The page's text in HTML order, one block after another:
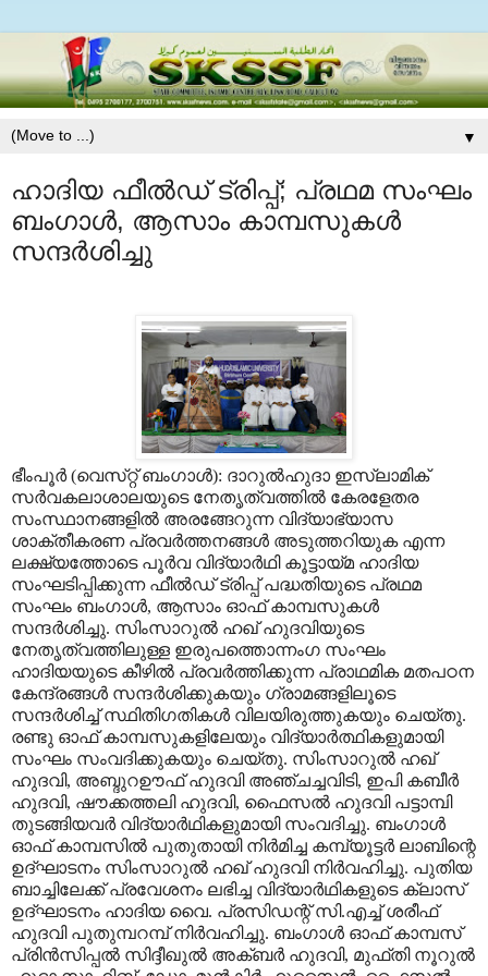
▼
ഹാദിയ ഫീല്‍ഡ് ട്രിപ്പ്; പ്രഥമ സംഘം
ബംഗാള്‍, ആസാം കാമ്പസുകള്‍
സന്ദര്‍ശിച്ചു
ഭീംപൂര്‍ (വെസ്‌റ്റ്‌ ബംഗാള്‍): ദാറുല്‍ഹുദാ ഇസ്‌ലാമിക്‌
സര്‍വകലാശാലയുടെ നേതൃത്വത്തില്‍ കേരളേതര
സംസ്ഥാനങ്ങളില്‍ അരങ്ങേറുന്ന വിദ്യാഭ്യാസ
ശാക്തീകരണ പ്രവര്‍ത്തനങ്ങള്‍ അടുത്തറിയുക എന്ന
ലക്ഷ്യത്തോടെ പൂര്‍വ വിദ്യാര്‍ഥി കൂട്ടായ്‌മ ഹാദിയ
സംഘടിപ്പിക്കുന്ന ഫീല്‍ഡ്‌ ട്രിപ്പ്‌ പദ്ധതിയുടെ പ്രഥമ
സംഘം ബംഗാള്‍, ആസാം ഓഫ്‌ കാമ്പസുകള്‍
സന്ദര്‍ശിച്ചു. സിംസാറുല്‍ ഹഖ്‌ ഹുദവിയുടെ
നേതൃത്വത്തിലുള്ള ഇരുപത്തൊന്നംഗ സംഘം
ഹാദിയയുടെ കീഴില്‍ പ്രവര്‍ത്തിക്കുന്ന പ്രാഥമിക മതപഠന
കേന്ദ്രങ്ങള്‍ സന്ദര്‍ശിക്കുകയും ഗ്രാമങ്ങളിലൂടെ
സന്ദര്‍ശിച്ച്‌ സ്ഥിതിഗതികള്‍ വിലയിരുത്തുകയും ചെയ്‌തു.
രണ്ടു ഓഫ്‌ കാമ്പസുകളിലേയും വിദ്യാര്‍ത്ഥികളുമായി
സംഘം സംവദിക്കുകയും ചെയ്‌തു. സിംസാറുല്‍ ഹഖ്‌
ഹുദവി, അബ്ദുറഊഫ്‌ ഹുദവി അഞ്ചച്ചവിടി, ഇപി കബീര്‍
ഹുദവി, ഷൗക്കത്തലി ഹുദവി, ഫൈസല്‍ ഹുദവി പട്ടാമ്പി
തുടങ്ങിയവര്‍ വിദ്യാര്‍ഥികളുമായി സംവദിച്ചു. ബംഗാള്‍
ഓഫ്‌ കാമ്പസില്‍ പുതുതായി നിര്‍മിച്ച കമ്പ്യൂട്ടര്‍ ലാബിന്റെ
ഉദ്‌ഘാടനം സിംസാറുല്‍ ഹഖ്‌ ഹുദവി നിര്‍വഹിച്ചു. പുതിയ
ബാച്ചിലേക്ക്‌ പ്രവേശനം ലഭിച്ച വിദ്യാര്‍ഥികളുടെ ക്ലാസ്‌
ഉദ്‌ഘാടനം ഹാദിയ വൈ. പ്രസിഡന്റ്‌ സി.എച്ച്‌ ശരീഫ്‌
ഹുദവി പുതുമ്പറമ്പ്‌ നിര്‍വഹിച്ചു. ബംഗാള്‍ ഓഫ്‌ കാമ്പസ്‌
പ്രിന്‍സിപ്പല്‍ സിദ്ദീഖുല്‍ അക്‌ബര്‍ ഹുദവി, മുഫ്‌തി നൂറുല്‍